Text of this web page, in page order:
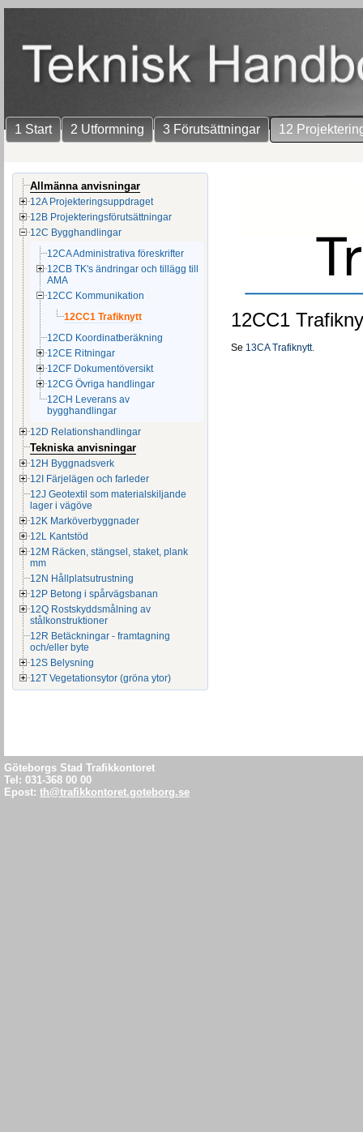
1 Start 2 Utformning 3 Förutsättningar 12
Allmänna anvisningar
12A Projekteringsuppdraget
12B Projekteringsförutsättningar
12C Bygghandlingar
12CA Administrativa föreskrifter
12CB TK's ändringar och tillägg till
AMA
12CC Kommunikation
12CC1 Trafiknytt
12CD Koordinatberäkning
12CE Ritningar
12CF Dokumentöversikt
12CG Övriga handlingar
12CH Leverans av
bygghandlingar
12D Relationshandlingar
Tekniska anvisningar
12H Byggnadsverk
12I Färjelägen och farleder
12J Geotextil som materialskiljande
lager i vägöve
12K Marköverbyggnader
12L Kantstöd
12M Räcken, stängsel, staket, plank
mm
12N Hållplatsutrustning
12P Betong i spårvägsbanan
12Q Rostskyddsmålning av
stålkonstruktioner
12R Betäckningar - framtagning
och/eller byte
12S Belysning
12T Vegetationsytor (gröna ytor)
12CC1
Se 13CA Trafiknytt.
Göteborgs Stad Trafikkontoret
Tel: 031-368 00 00
Epost: th@trafikkontoret.goteborg.se